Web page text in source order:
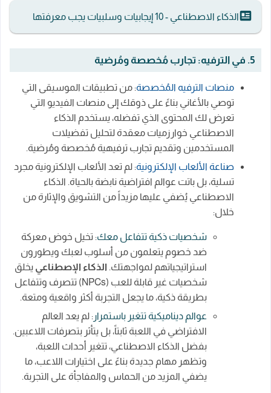
الذكاء الاصطناعي - 10 إيجابيات وسلبيات يجب معرفتها
5. في الترفيه: تجارب مُخصصة ومُرضية
منصات الترفيه المُخصصة: من تطبيقات الموسيقى التي
توصي بالأغاني بناءً على ذوقك إلى منصات الفيديو التي
تعرض لك المحتوى الذي تفضله، يستخدم الذكاء
الاصطناعي خوارزميات معقدة لتحليل تفضيلات
المستخدمين وتقديم تجارب ترفيهية مُخصصة ومُرضية.
صناعة الألعاب الإلكترونية: لم تعد الألعاب الإلكترونية مجرد
تسلية، بل باتت عوالم افتراضية نابضة بالحياة. الذكاء
الاصطناعي يُضفي عليها مزيداً من التشويق والإثارة من
خلال:
شخصيات ذكية تتفاعل معك: تخيل خوض معركة
ضد خصوم يتعلمون من أسلوب لعبك ويطورون
استراتيجياتهم لمواجهتك. الذكاء الإصطناعي يخلق
شخصيات غير قابلة للعب (NPCs) تتصرف وتتفاعل
بطريقة ذكية، ما يجعل التجربة أكثر واقعية ومتعة.
عوالم ديناميكية تتغير باستمرار : لم يعد العالم
الافتراضي في اللعبة ثابتاً، بل يتأثر بتصرفات اللاعبين.
بفضل الذكاء الاصطناعي، تتغير أحداث اللعبة،
وتظهر مهام جديدة بناءً على اختيارات اللاعب، ما
يضفي المزيد من الحماس والمفاجأة على التجربة.